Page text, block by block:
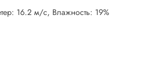
16.2 м/с, Влажность: 19%